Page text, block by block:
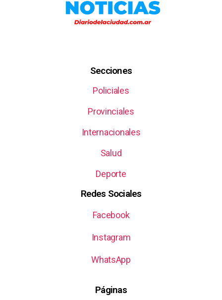
Secciones
Policiales
Provinciales
Internacionales
Salud
Deporte
Redes Sociales
Facebook
Instagram
WhatsApp
Páginas